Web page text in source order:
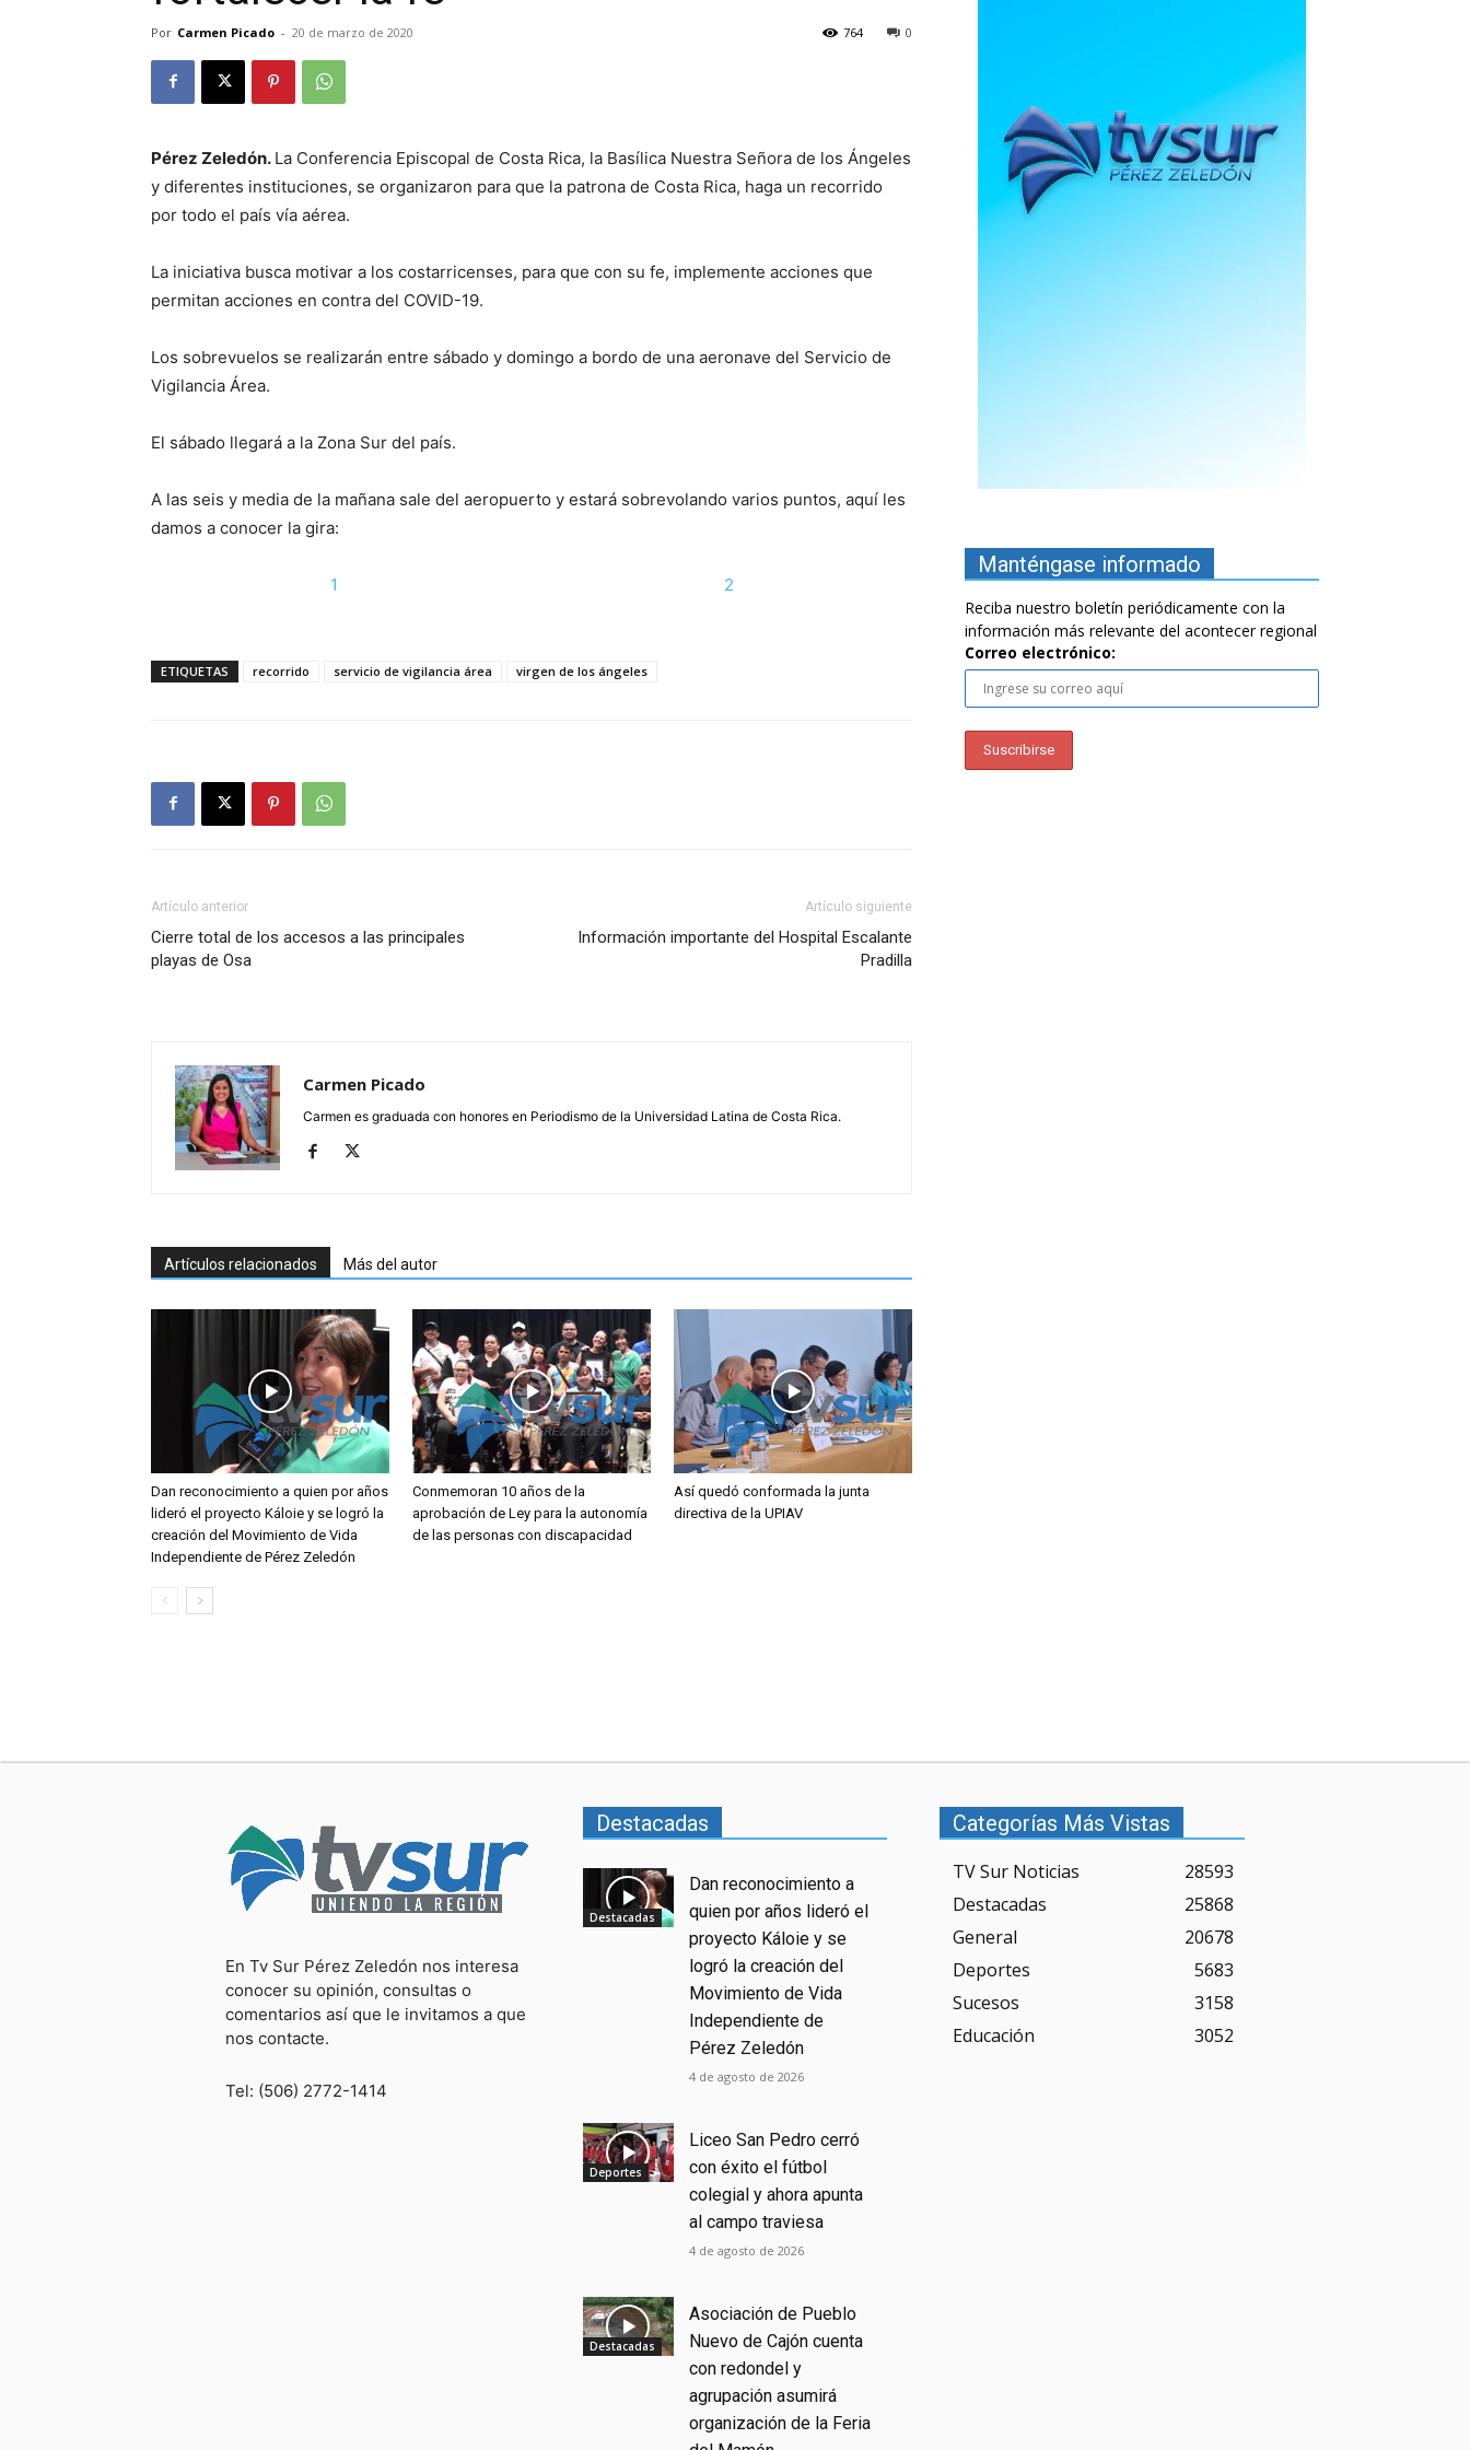
Por Carmen Picado - 20 de marzo de 2020 0
764
Pérez Zeledón. La Conferencia Episcopal de Costa Rica, la Basílica Nuestra Señora de los Ángeles
y diferentes instituciones, se organizaron para que la patrona de Costa Rica, haga un recorrido
por todo el país vía aérea.
La iniciativa busca motivar a los costarricenses, para que con su fe, implemente acciones que
permitan acciones en contra del COVID-19.
Los sobrevuelos se realizarán entre sábado y domingo a bordo de una aeronave del Servicio de
Vigilancia Área.
El sábado llegará a la Zona Sur del país.
A las seis y media de la mañana sale del aeropuerto y estará sobrevolando varios puntos, aquí les
damos a conocer la gira:
1 2
ETIQUETAS recorrido servicio de vigilancia área virgen de los ángeles
Artículo anterior
Cierre total de los accesos a las principales
playas de Osa
Artículo siguiente
Información importante del Hospital Escalante
Pradilla
Carmen Picado
Carmen es graduada con honores en Periodismo de la Universidad Latina de Costa Rica.
Artículos relacionados Más del autor
Dan reconocimiento a quien por años
lideró el proyecto Káloie y se logró la
creación del Movimiento de Vida
Independiente de Pérez Zeledón
Conmemoran 10 años de la
aprobación de Ley para la autonomía
de las personas con discapacidad
Así quedó conformada la junta
directiva de la UPIAV
Manténgase informado
Reciba nuestro boletín periódicamente con la
información más relevante del acontecer regional
Correo electrónico:
En Tv Sur Pérez Zeledón nos interesa
conocer su opinión, consultas o
comentarios así que le invitamos a que
nos contacte.
Tel: (506) 2772-1414
Destacadas
Destacadas
Dan reconocimiento a
quien por años lideró el
proyecto Káloie y se
logró la creación del
Movimiento de Vida
Independiente de
Pérez Zeledón
4 de agosto de 2026
Deportes
Liceo San Pedro cerró
con éxito el fútbol
colegial y ahora apunta
al campo traviesa
4 de agosto de 2026
Destacadas
Asociación de Pueblo
Nuevo de Cajón cuenta
con redondel y
agrupación asumirá
organización de la Feria
Categorías Más Vistas
TV Sur Noticias
28593
Destacadas
25868
General
20678
Deportes
5683
Sucesos
3158
Educación
3052